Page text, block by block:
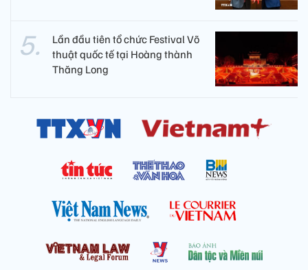
Lần đầu tiên tổ chức Festival Võ
thuật quốc tế tại Hoàng thành
Thăng Long